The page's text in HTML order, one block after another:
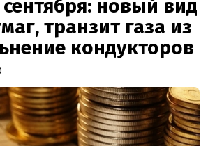
новый вид
транзит газа из
кондукторов